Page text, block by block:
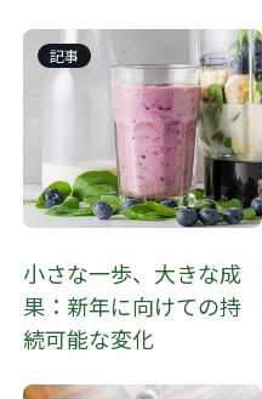
記事
小さな一歩、大きな成
果：新年に向けての持
続可能な変化